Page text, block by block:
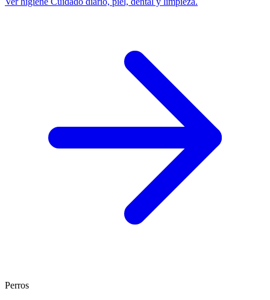
Perros